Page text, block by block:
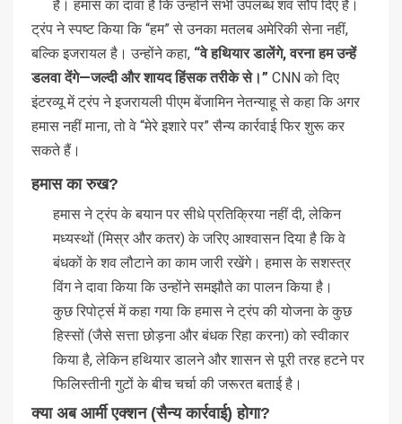
हैं। हमास का दावा है कि उन्होंने सभी उपलब्ध शव सौंप दिए हैं।
ट्रंप ने स्पष्ट किया कि “हम” से उनका मतलब अमेरिकी सेना नहीं,
बल्कि इजरायल है। उन्होंने कहा, “वे हथियार डालेंगे, वरना हम उन्हें
डलवा देंगे—जल्दी और शायद हिंसक तरीके से।” CNN को दिए
इंटरव्यू में ट्रंप ने इजरायली पीएम बेंजामिन नेतन्याहू से कहा कि अगर
हमास नहीं माना, तो वे “मेरे इशारे पर” सैन्य कार्रवाई फिर शुरू कर
सकते हैं।
हमास का रुख?
हमास ने ट्रंप के बयान पर सीधे प्रतिक्रिया नहीं दी, लेकिन
मध्यस्थों (मिस्र और कतर) के जरिए आश्वासन दिया है कि वे
बंधकों के शव लौटाने का काम जारी रखेंगे। हमास के सशस्त्र
विंग ने दावा किया कि उन्होंने समझौते का पालन किया है।
कुछ रिपोर्ट्स में कहा गया कि हमास ने ट्रंप की योजना के कुछ
हिस्सों (जैसे सत्ता छोड़ना और बंधक रिहा करना) को स्वीकार
किया है, लेकिन हथियार डालने और शासन से पूरी तरह हटने पर
फिलिस्तीनी गुटों के बीच चर्चा की जरूरत बताई है।
क्या अब आर्मी एक्शन (सैन्य कार्रवाई) होगा?